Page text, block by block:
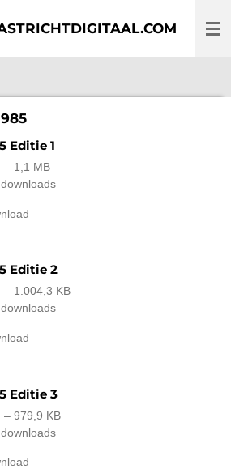
Editie 1
– 1,1 MB
Editie 2
– 1.004,3 KB
Editie 3
– 979,9 KB